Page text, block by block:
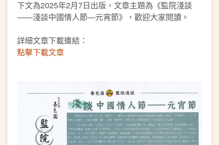
下文為2025年2月7日出版，文章主題為《監院淺談
——淺談中國情人節—元宵節》，歡迎大家閱讀。
詳細文章下載連結：
點擊下載文章